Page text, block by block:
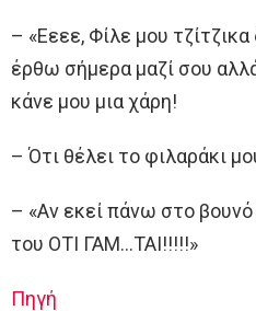
– «Εεεε, Φίλε μου
έρθω σήμερα μαζί σου
κάνε μου μια χάρη!
– Ότι θέλει το φιλαράκι
– «Αν εκεί πάνω στο
του ΟΤΙ ΓΑΜ…ΤΑΙ!!!!!»
Πηγή